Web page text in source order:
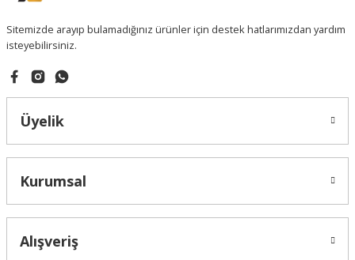
Sitemizde arayıp bulamadığınız ürünler için destek hatlarımızdan yardım
isteyebilirsiniz.
Üyelik
Kurumsal
Alışveriş